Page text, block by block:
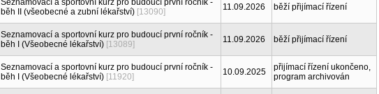
Seznamovací a sportovní kurz pro budoucí první ročník -
běh II (všeobecné a zubní lékařství) [13090] 11.09.2026 běží přijímací řízení
Seznamovací a sportovní kurz pro budoucí první ročník -
běh I (Všeobecné lékařství) [13089] 11.09.2026 běží přijímací řízení
Seznamovací a sportovní kurz pro budoucí první ročník -
běh I (Všeobecné lékařství) [11920] 10.09.2025
přijímací řízení ukončeno,
program archivován